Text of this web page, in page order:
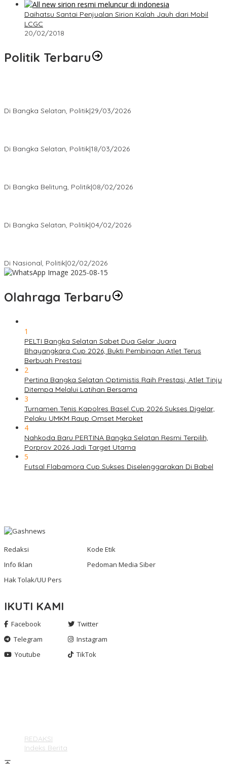
Daihatsu Santai Penjualan Sirion Kalah Jauh dari Mobil
LCGC
20/02/2018
Politik Terbaru
Di Bangka Selatan, Politik|29/03/2026
Di Bangka Selatan, Politik|18/03/2026
Di Bangka Belitung, Politik|08/02/2026
Di Bangka Selatan, Politik|04/02/2026
Di Nasional, Politik|02/02/2026
Olahraga Terbaru
1
PELTI Bangka Selatan Sabet Dua Gelar Juara
Bhayangkara Cup 2026, Bukti Pembinaan Atlet Terus
Berbuah Prestasi
2
Pertina Bangka Selatan Optimistis Raih Prestasi, Atlet Tinju
Ditempa Melalui Latihan Bersama
3
Turnamen Tenis Kapolres Basel Cup 2026 Sukses Digelar,
Pelaku UMKM Raup Omset Meroket
4
Nahkoda Baru PERTINA Bangka Selatan Resmi Terpilih,
Porprov 2026 Jadi Target Utama
5
Futsal Flabamora Cup Sukses Diselenggarakan Di Babel
Redaksi
Kode Etik
Info Iklan
Pedoman Media Siber
Hak Tolak/UU Pers
IKUTI KAMI
Facebook
Twitter
Telegram
Instagram
Youtube
TikTok
REDAKSI
Indeks Berita